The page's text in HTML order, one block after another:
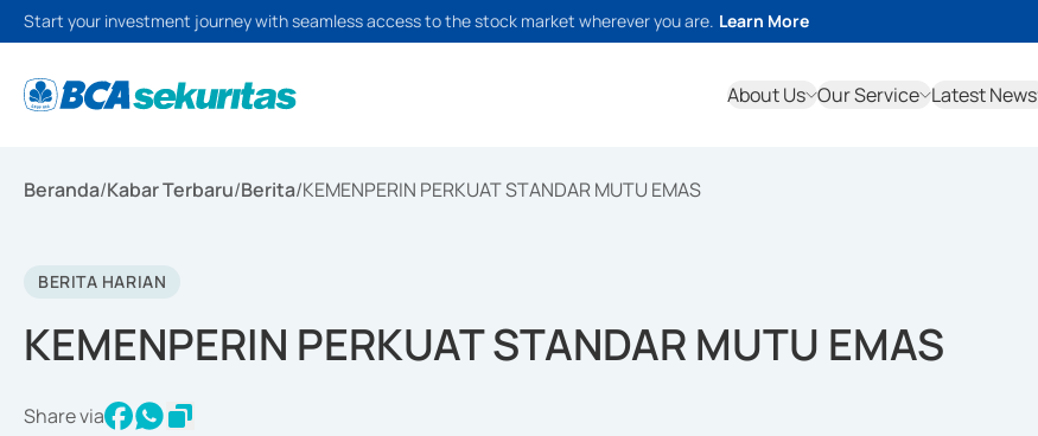
Start your investment journey with seamless access to the stock market wherever you are. Learn More
About Us Our Service Latest News
Beranda/Kabar Terbaru/Berita/KEMENPERIN PERKUAT STANDAR MUTU EMAS
BERITA HARIAN
KEMENPERIN PERKUAT STANDAR MUTU EMAS
Share via